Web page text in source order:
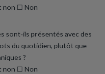
☐ Non
sont‑ils présentés avec des
du quotidien, plutôt que
?
☐ Non